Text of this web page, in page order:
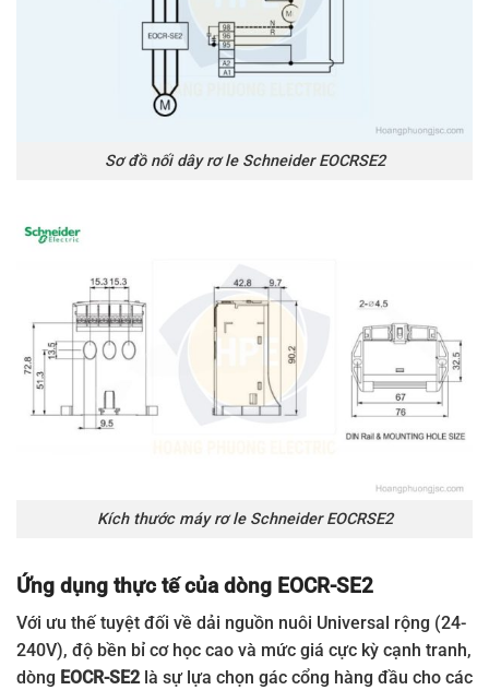
Sơ đồ nối dây rơ le Schneider EOCRSE2
Kích thước máy rơ le Schneider EOCRSE2
Ứng dụng thực tế của dòng EOCR-SE2
Với ưu thế tuyệt đối về dải nguồn nuôi Universal rộng (24-
240V), độ bền bỉ cơ học cao và mức giá cực kỳ cạnh tranh,
dòng EOCR-SE2là sự lựa chọn gác cổng hàng đầu cho các